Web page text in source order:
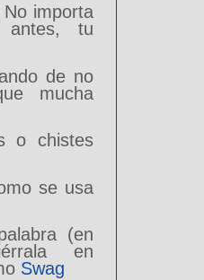
importa
antes, tu
de no
mucha
o chistes
se usa
(en
en
Swag